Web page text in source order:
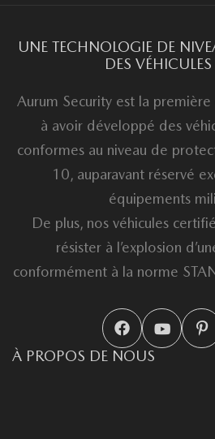
UNE TECHNOLOGIE DE
DES
Aurum Security est la
à avoir développé des
conformes au niveau de
10, auparavant réservé
équipements
De plus, nos véhicules
résister à l’explosion
conformément à la norme
À PROPOS DE NOUS